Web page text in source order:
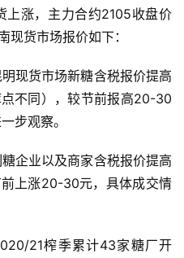
上涨，主力合约2105收盘价
货市场报价如下：
现货市场新糖含税报价提高
不同），较节前报高20-30
步观察。
企业以及商家含税报价提高
上涨20-30元，具体成交情
21榨季累计43家糖厂开